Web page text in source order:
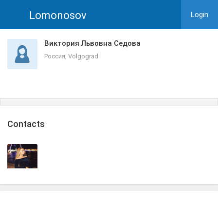
Lomonosov Login
Виктория Львовна Седова
Россия, Volgograd
Сontacts